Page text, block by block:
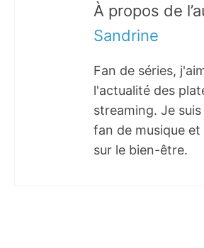
À propos de
Sandrine
Fan de séries,
l'actualité des
streaming. Je
fan de musique et
sur le bien-être.